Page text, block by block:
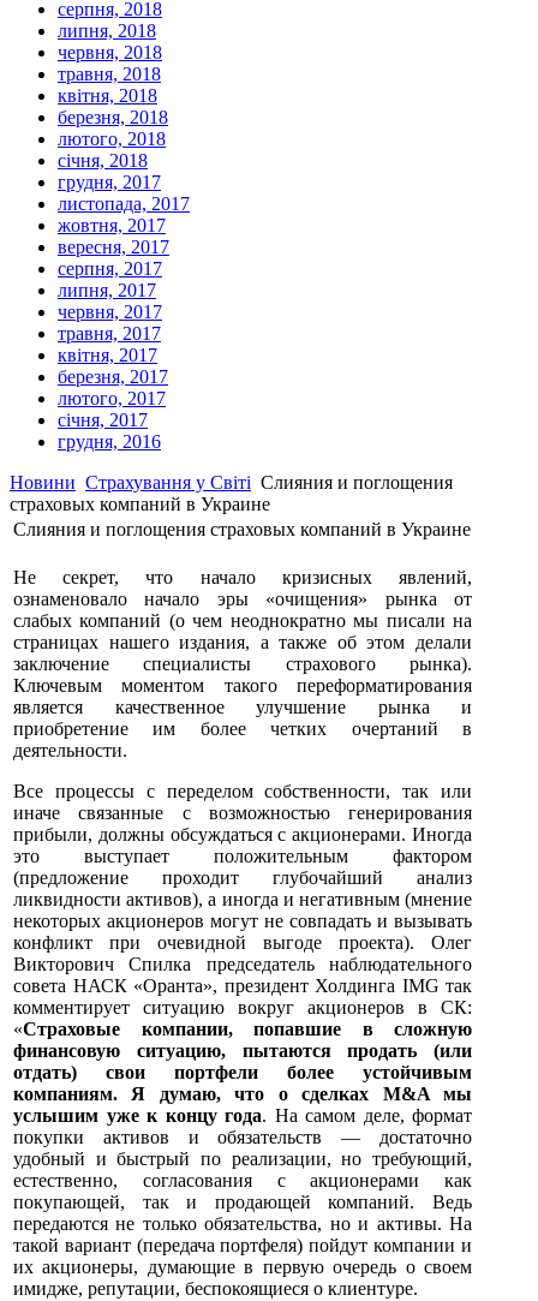
серпня, 2018
липня, 2018
червня, 2018
травня, 2018
квітня, 2018
березня, 2018
лютого, 2018
січня, 2018
грудня, 2017
листопада, 2017
жовтня, 2017
вересня, 2017
серпня, 2017
липня, 2017
червня, 2017
травня, 2017
квітня, 2017
березня, 2017
лютого, 2017
січня, 2017
грудня, 2016
Новини Страхування у Світі Слияния и поглощения
страховых компаний в Украине
Слияния и поглощения страховых компаний в Украине
Не секрет, что начало кризисных явлений,
ознаменовало начало эры «очищения» рынка от
слабых компаний (о чем неоднократно мы писали на
страницах нашего издания, а также об этом делали
заключение специалисты страхового рынка).
Ключевым моментом такого переформатирования
является качественное улучшение рынка и
приобретение им более четких очертаний в
деятельности.
Все процессы с переделом собственности, так или
иначе связанные с возможностью генерирования
прибыли, должны обсуждаться с акционерами. Иногда
это выступает положительным фактором
(предложение проходит глубочайший анализ
ликвидности активов), а иногда и негативным (мнение
некоторых акционеров могут не совпадать и вызывать
конфликт при очевидной выгоде проекта). Олег
Викторович Спилка председатель наблюдательного
совета НАСК «Оранта», президент Холдинга IMG так
комментирует ситуацию вокруг акционеров в СК:
«Страховые компании, попавшие в сложную
финансовую ситуацию, пытаются продать (или
отдать) свои портфели более устойчивым
компаниям. Я думаю, что о сделках М&A мы
услышим уже к концу года. На самом деле, формат
покупки активов и обязательств — достаточно
удобный и быстрый по реализации, но требующий,
естественно, согласования с акционерами как
покупающей, так и продающей компаний. Ведь
передаются не только обязательства, но и активы. На
такой вариант (передача портфеля) пойдут компании и
их акционеры, думающие в первую очередь о своем
имидже, репутации, беспокоящиеся о клиентуре.